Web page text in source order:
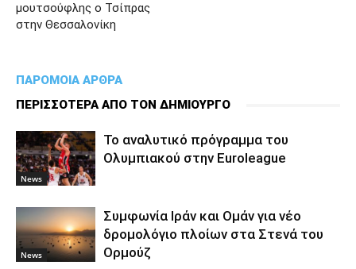
μουτσούφλης ο Τσίπρας
στην Θεσσαλονίκη
ΠΑΡΟΜΟΙΑ ΑΡΘΡΑ
ΠΕΡΙΣΣΟΤΕΡΑ ΑΠΟ ΤΟΝ ΔΗΜΙΟΥΡΓΟ
News
To αναλυτικό πρόγραμμα του
Ολυμπιακού στην Euroleague
News
Συμφωνία Ιράν και Ομάν για νέο
δρομολόγιο πλοίων στα Στενά του
Ορμούζ